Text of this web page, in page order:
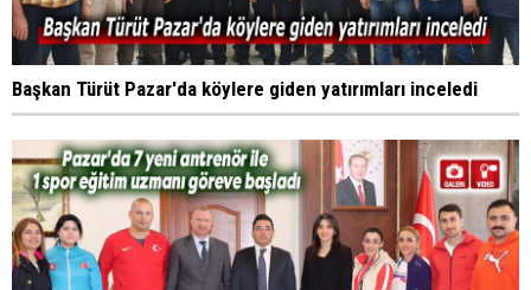
Başkan Türüt Pazar'da köylere giden yatırımları inceledi